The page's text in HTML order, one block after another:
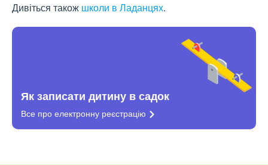
Дивіться також школи в Ладанцях.
Як записати дитину в садок
Все про електронну реєстрацію